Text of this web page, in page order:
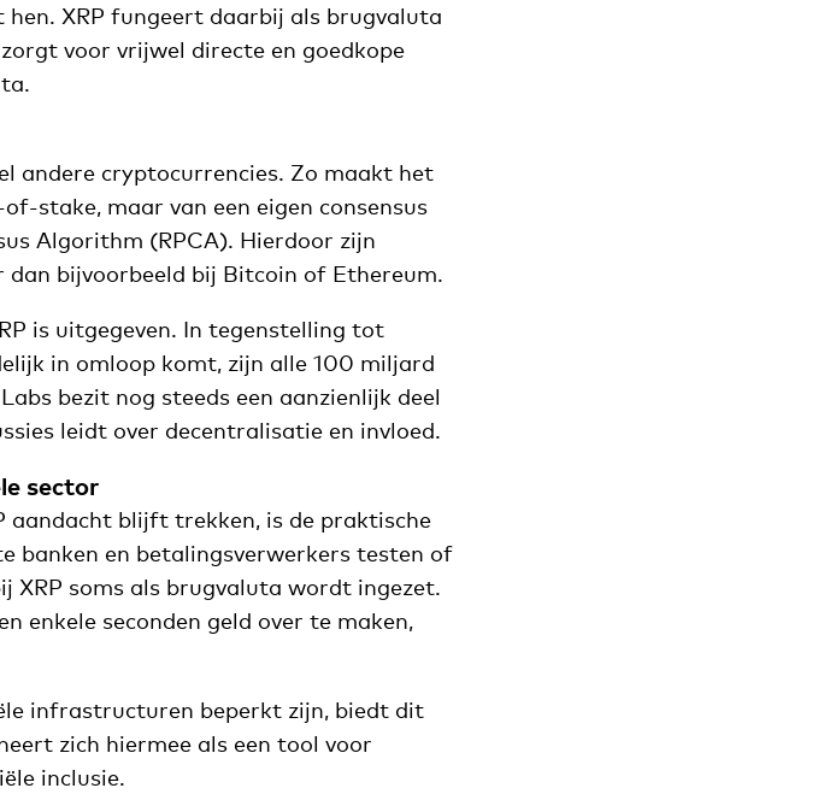
XRP fungeert daarbij als brugvaluta
voor vrijwel directe en goedkope
andere cryptocurrencies. Zo maakt het
stake, maar van een eigen consensus
Algorithm (RPCA). Hierdoor zijn
dan bijvoorbeeld bij Bitcoin of Ethereum.
is uitgegeven. In tegenstelling tot
in omloop komt, zijn alle 100 miljard
bezit nog steeds een aanzienlijk deel
leidt over decentralisatie en invloed.
sector
aandacht blijft trekken, is de praktische
banken en betalingsverwerkers testen of
soms als brugvaluta wordt ingezet.
enkele seconden geld over te maken,
infrastructuren beperkt zijn, biedt dit
zich hiermee als een tool voor
inclusie.